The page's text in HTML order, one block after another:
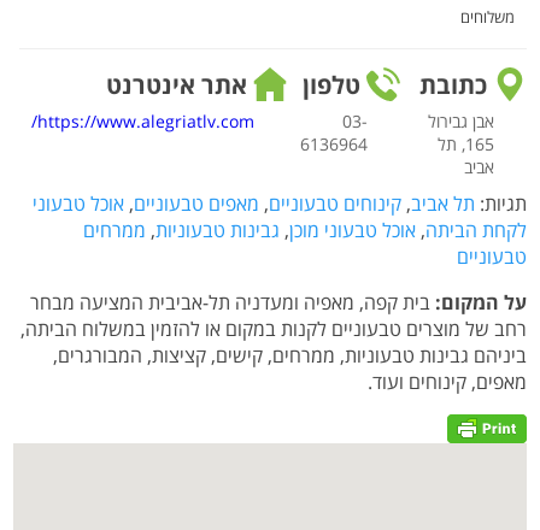
משלוחים
כתובת
אבן גבירול
165, תל
אביב
טלפון
03-
6136964
אתר אינטרנט
https://www.alegriatlv.com/
תגיות: תל אביב, קינוחים טבעוניים, מאפים טבעוניים, אוכל טבעוני
לקחת הביתה, אוכל טבעוני מוכן, גבינות טבעוניות, ממרחים
טבעוניים
על המקום: בית קפה, מאפיה ומעדניה תל-אביבית המציעה מבחר
רחב של מוצרים טבעוניים לקנות במקום או להזמין במשלוח הביתה,
ביניהם גבינות טבעוניות, ממרחים, קישים, קציצות, המבורגרים,
מאפים, קינוחים ועוד.